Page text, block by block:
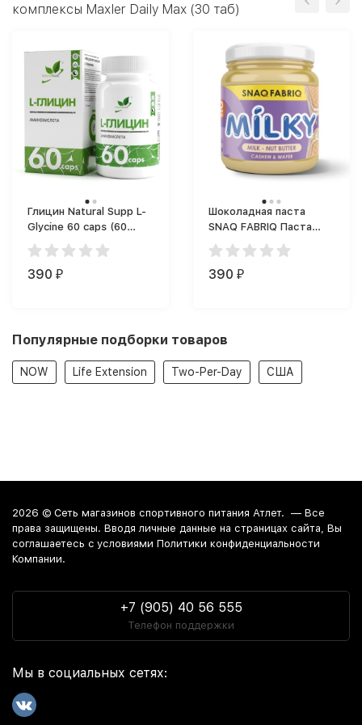
комплексы Maxler Daily Max (30 таб)
Глицин Natural Supp L-
Glycine 60 caps (60
капс.)
390 ₽
Шоколадная паста
SNAQ FABRIQ Паста
Milky (250 г)
390 ₽
Популярные подборки товаров
NOW Life Extension Two-Per-Day США
2026 © Сеть магазинов спортивного питания Атлет. — Все
права защищены. Вводя личные данные на страницах сайта, Вы
соглашаетесь c условиями Политики конфиденциальности
Компании.
+7 (905) 40 56 555
Телефон поддержки
Мы в социальных сетях: